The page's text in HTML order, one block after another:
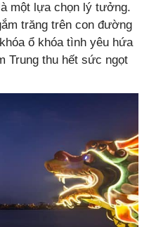
một lựa chọn lý tưởng.
trăng trên con đường
ổ khóa tình yêu hứa
Trung thu hết sức ngọt